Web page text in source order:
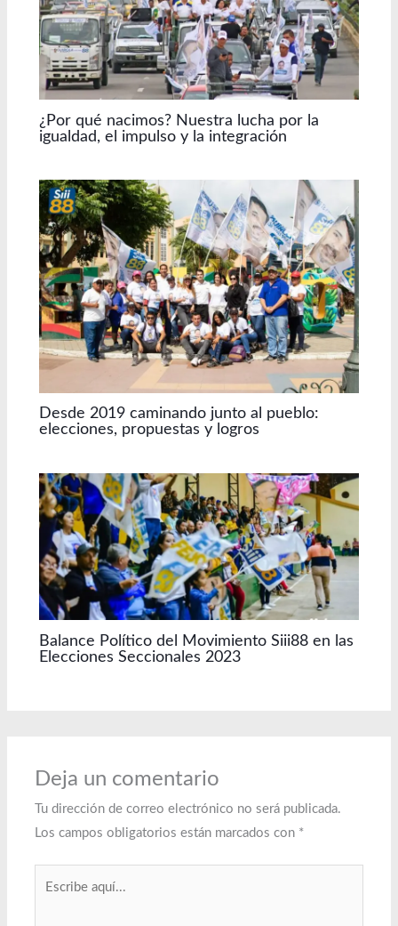
¿Por qué nacimos? Nuestra lucha por la
igualdad, el impulso y la integración
Desde 2019 caminando junto al pueblo:
elecciones, propuestas y logros
Balance Político del Movimiento Siii88 en las
Elecciones Seccionales 2023
Deja un comentario
Tu dirección de correo electrónico no será publicada.
Los campos obligatorios están marcados con *